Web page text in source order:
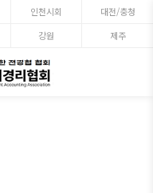
인천시회
대전/충청
강원 제주